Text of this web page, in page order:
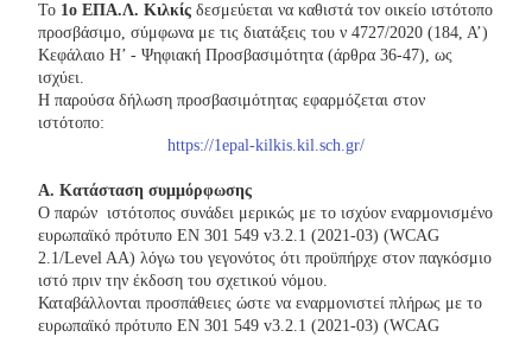
Το 1ο ΕΠΑ.Λ. Κιλκίς δεσμεύεται να καθιστά τον οικείο ιστότοπο
προσβάσιμο, σύμφωνα με τις διατάξεις του ν 4727/2020 (184, Α’)
Κεφάλαιο Η’ - Ψηφιακή Προσβασιμότητα (άρθρα 36-47), ως
ισχύει.
Η παρούσα δήλωση προσβασιμότητας εφαρμόζεται στον
ιστότοπο:
https://1epal-kilkis.kil.sch.gr/
Α. Κατάσταση συμμόρφωσης
Ο παρών ιστότοπος συνάδει μερικώς με το ισχύον εναρμονισμένο
ευρωπαϊκό πρότυπο EN 301 549 v3.2.1 (2021-03) (WCAG
2.1/Level AA) λόγω του γεγονότος ότι προϋπήρχε στον παγκόσμιο
ιστό πριν την έκδοση του σχετικού νόμου.
Καταβάλλονται προσπάθειες ώστε να εναρμονιστεί πλήρως με το
ευρωπαϊκό πρότυπο EN 301 549 v3.2.1 (2021-03) (WCAG